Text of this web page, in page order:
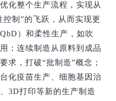
化整个生产流程，实现从
控制”的飞跃，从而实现更
）和柔性生产，如吹
；连续制造从原料到成品
求，打破“批制造”概念；
化疫苗生产、细胞基因治
3D打印等新的生产制造